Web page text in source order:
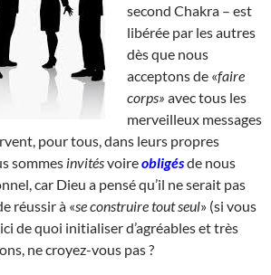
second Chakra – est
libérée par les autres
dès que nous
acceptons de «faire
corps» avec tous les
merveilleux messages
pour tous, dans leurs propres
sommes invitésvoireobligésde nous
car Dieu a pensé qu’il ne serait pas
réussir à «se construire tout seul» (si vous
de quoi initialiser d’agréables et très
ne croyez-vous pas ?